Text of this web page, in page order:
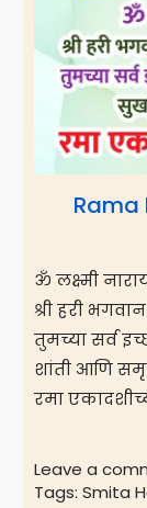
Rama
ॐ लक्ष्मी
श्री हरी
तुमच्या सर्व
शांती आणि
रमा
Leave a
Tags: Smita